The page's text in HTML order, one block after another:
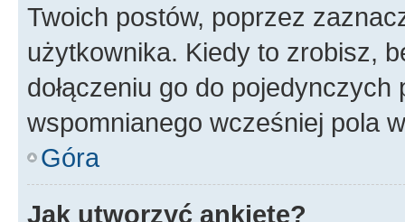
Twoich postów, poprzez
użytkownika. Kiedy to zrobisz,
dołączeniu go do
wspomnianego wcześniej pola
Góra
Jak utworzyć ankietę?